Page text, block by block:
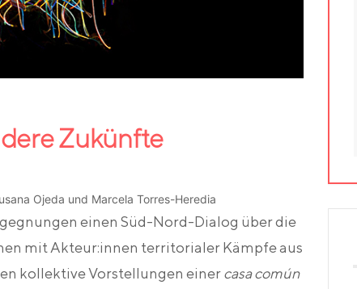
Zukünfte
Ojeda und Marcela Torres-Heredia
einen Süd-Nord-Dialog über die
mit Akteur:innen territorialer Kämpfe aus
kollektive Vorstellungen einercasa común